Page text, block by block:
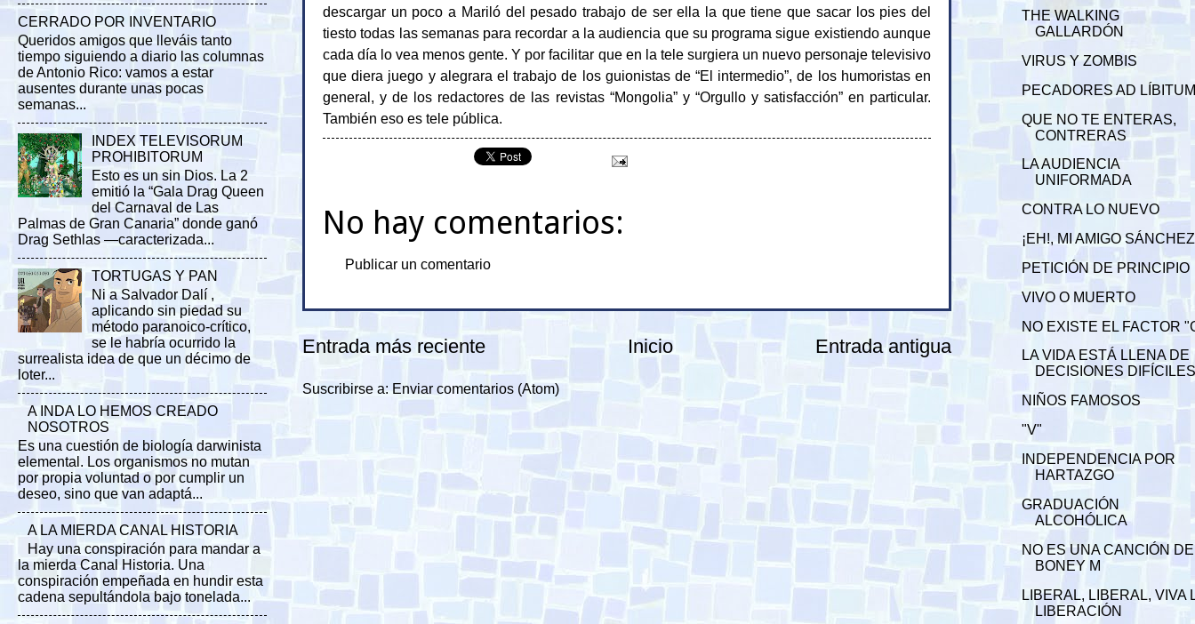
descargar un poco a Mariló del pesado trabajo de ser ella la que tiene que sacar los pies del
tiesto todas las semanas para recordar a la audiencia que su programa sigue existiendo aunque
cada día lo vea menos gente. Y por facilitar que en la tele surgiera un nuevo personaje televisivo
que diera juego y alegrara el trabajo de los guionistas de “El intermedio”, de los humoristas en
general, y de los redactores de las revistas “Mongolia” y “Orgullo y satisfacción” en particular.
También eso es tele pública.
No hay comentarios:
Publicar un comentario
Entrada más reciente Entrada antigua
Inicio
Suscribirse a: Enviar comentarios (Atom)
CERRADO POR INVENTARIO
Queridos amigos que lleváis tanto
tiempo siguiendo a diario las columnas
de Antonio Rico: vamos a estar
ausentes durante unas pocas
semanas...
INDEX TELEVISORUM
PROHIBITORUM
Esto es un sin Dios. La 2
emitió la “Gala Drag Queen
del Carnaval de Las
Palmas de Gran Canaria” donde ganó
Drag Sethlas —caracterizada...
TORTUGAS Y PAN
Ni a Salvador Dalí ,
aplicando sin piedad su
método paranoico-crítico,
se le habría ocurrido la
surrealista idea de que un décimo de
loter...
A INDA LO HEMOS CREADO
NOSOTROS
Es una cuestión de biología darwinista
elemental. Los organismos no mutan
por propia voluntad o por cumplir un
deseo, sino que van adaptá...
A LA MIERDA CANAL HISTORIA
Hay una conspiración para mandar a
la mierda Canal Historia. Una
conspiración empeñada en hundir esta
cadena sepultándola bajo tonelada...
THE WALKING
GALLARDÓN
VIRUS Y ZOMBIS
PECADORES AD
QUE NO TE ENTERAS,
CONTRERAS
LA AUDIENCIA
UNIFORMADA
CONTRA LO NUEVO
¡EH!, MI AMIGO SÁNCHEZ
PETICIÓN DE PRINCIPIO
VIVO O MUERTO
NO EXISTE EL FACTOR
LA VIDA ESTÁ LLENA DE
DECISIONES
NIÑOS FAMOSOS
"V"
INDEPENDENCIA POR
HARTAZGO
GRADUACIÓN
ALCOHÓLICA
NO ES UNA CANCIÓN DE
BONEY M
LIBERAL, LIBERAL, VIVA
LIBERACIÓN